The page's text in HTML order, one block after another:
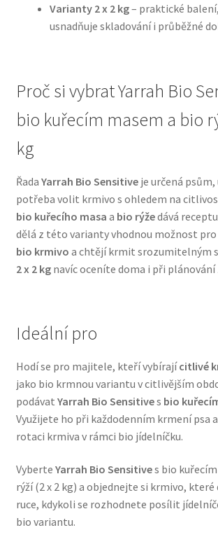
N&D Farmina pro psy — Italské
Pelíšky pro psy
Ortopedické pelíšky
Přepravky pro psy
Purizon pro psy — Vysoký obsah
Veterinární dieta pro psy
Vodítka a obojky
Wolf of Wilderness
Varianty 2 x 2 kg– praktické
usnadňuje skladování i průběžné
Proč si vybrat Yarrah Bio
bio kuřecím masem a bio
kg
Řada Yarrah Bio Sensitiveje určená psům,
potřeba volit krmivo s ohledem na
bio kuřecího masa a bio rýžedává
dělá z této varianty vhodnou možnost
bio krmivo a chtějí krmit srozumitelným
2 x 2 kgnavíc oceníte doma i při plánování
Ideální pro
Hodí se pro majitele, kteří vybírajícitlivé
jako bio krmnou variantu v citlivějším
podávat Yarrah Bio Sensitives bio
Využijete ho při každodenním krmení psa
rotaci krmiva v rámci bio jídelníčku.
Vyberte Yarrah Bio Sensitives bio
rýží (2 x 2 kg) a objednejte si krmivo,
ruce, kdykoli se rozhodnete posílit
bio variantu.